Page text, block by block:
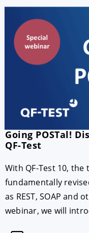
Going POSTal!
QF-Test
With QF-Test 10,
fundamentally
as REST, SOAP and
webinar, we will